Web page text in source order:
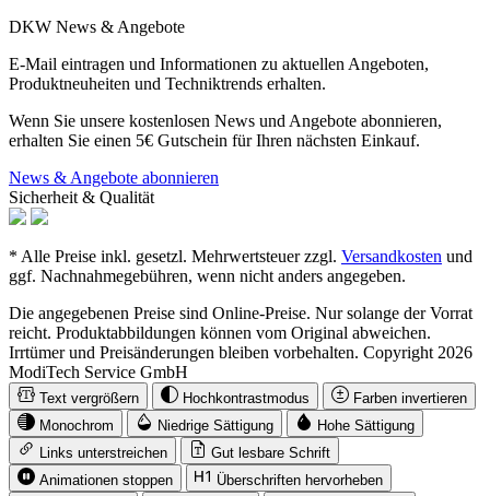
DKW News & Angebote
E-Mail eintragen und Informationen zu aktuellen Angeboten,
Produktneuheiten und Techniktrends erhalten.
Wenn Sie unsere kostenlosen News und Angebote abonnieren,
erhalten Sie einen 5€ Gutschein für Ihren nächsten Einkauf.
News & Angebote abonnieren
Sicherheit & Qualität
* Alle Preise inkl. gesetzl. Mehrwertsteuer zzgl. Versandkosten und
ggf. Nachnahmegebühren, wenn nicht anders angegeben.
Die angegebenen Preise sind Online-Preise. Nur solange der Vorrat
reicht. Produktabbildungen können vom Original abweichen.
Irrtümer und Preisänderungen bleiben vorbehalten. Copyright 2026
ModiTech Service GmbH
Text vergrößern Hochkontrastmodus
Farben invertieren
Monochrom
Niedrige Sättigung
Hohe Sättigung
Links unterstreichen
Gut lesbare Schrift
Animationen stoppen
Überschriften hervorheben